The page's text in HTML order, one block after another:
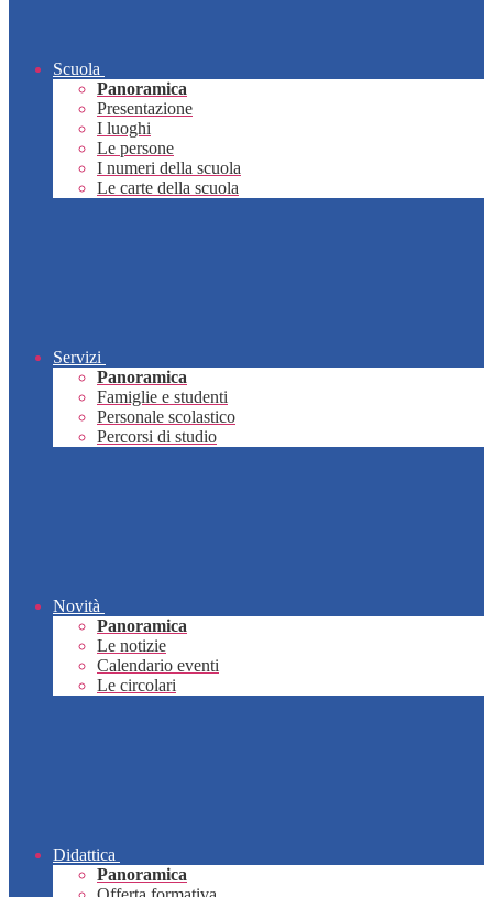
Scuola
Panoramica
Presentazione
I luoghi
Le persone
I numeri della scuola
Le carte della scuola
Servizi
Panoramica
Famiglie e studenti
Personale scolastico
Percorsi di studio
Novità
Panoramica
Le notizie
Calendario eventi
Le circolari
Didattica
Panoramica